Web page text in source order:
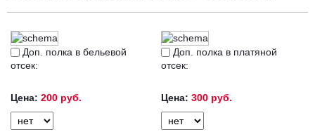
Доп. полка в бельевой
отсек:
Цена: 200 руб.
Доп. полка в платяной
отсек:
Цена: 300 руб.